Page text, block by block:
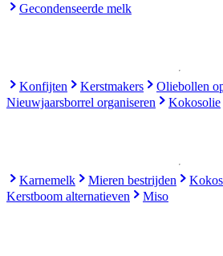
Gecondenseerde melk
Konfijten Kerstmakers
Oliebollen
Nieuwjaarsborrel organiseren
Kokosolie
Karnemelk Mieren bestrijden
Kerstboom alternatieven
Miso